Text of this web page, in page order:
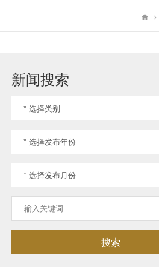
 >
新闻搜索
* 选择类别
* 选择发布年份
* 选择发布月份
搜索